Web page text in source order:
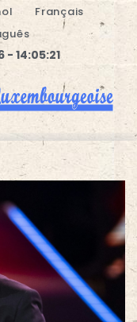
Français
14:05:21